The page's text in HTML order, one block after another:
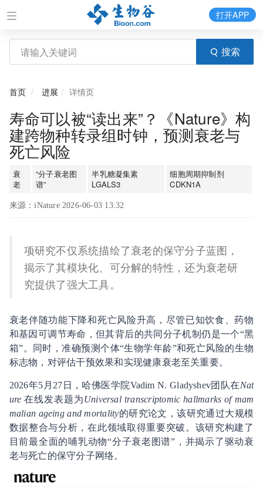
搜索
打开APP
首页 进展 详情页
寿命可以被“读出来”？《Nature》构
建跨物种转录组时钟，预测衰老与
死亡风险
衰
老
“分子衰老图
谱”
半乳糖凝集素
LGALS3
细胞周期抑制剂
CDKN1A
来源：iNature 2026-06-03 13:32
项研究不仅系统描绘了衰老的保守分子蓝图，
揭示了其模块化、可分解的特性，还为衰老研
究提供了强大工具。
衰老伴随功能下降和死亡风险升高，尽管已知饮食、药物
和基因可调节寿命，但其背后的共同分子机制仍是一个“黑
箱”。同时，准确预测个体“生物学年龄”和死亡风险的生物
标志物，对评估干预效果和实现健康衰老至关重要。
2026年5月27日，哈佛医学院Vadim N. Gladyshev团队在Nat
ure 在线发表题为Universal transcriptomic hallmarks of mam
malian ageing and mortality的研究论文，该研究通过大规模
数据整合与分析，在此领域取得重要突破。该研究构建了
目前最全面的哺乳动物“分子衰老图谱”，并揭示了驱动衰
老与死亡的保守分子网络。